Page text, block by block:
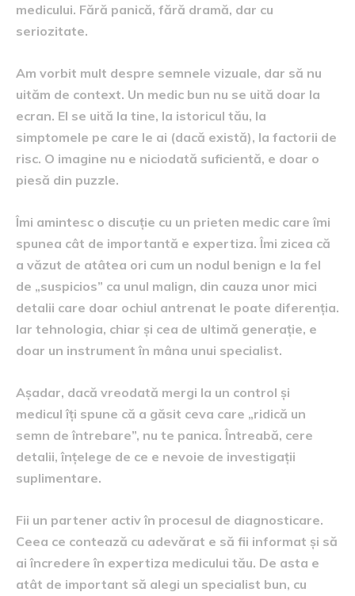
medicului. Fără panică, fără dramă, dar cu
seriozitate.
Am vorbit mult despre semnele vizuale, dar să nu
uităm de context. Un medic bun nu se uită doar la
ecran. El se uită la tine, la istoricul tău, la
simptomele pe care le ai (dacă există), la factorii de
risc. O imagine nu e niciodată suficientă, e doar o
piesă din puzzle.
Îmi amintesc o discuție cu un prieten medic care îmi
spunea cât de importantă e expertiza. Îmi zicea că
a văzut de atâtea ori cum un nodul benign e la fel
de „suspicios” ca unul malign, din cauza unor mici
detalii care doar ochiul antrenat le poate diferenția.
Iar tehnologia, chiar și cea de ultimă generație, e
doar un instrument în mâna unui specialist.
Așadar, dacă vreodată mergi la un control și
medicul îți spune că a găsit ceva care „ridică un
semn de întrebare”, nu te panica. Întreabă, cere
detalii, înțelege de ce e nevoie de investigații
suplimentare.
Fii un partener activ în procesul de diagnosticare.
Ceea ce contează cu adevărat e să fii informat și să
ai încredere în expertiza medicului tău. De asta e
atât de important să alegi un specialist bun, cu